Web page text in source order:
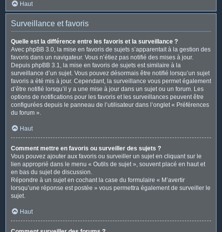
Haut
Surveillance et favoris
Quelle est la différence entre les favoris et la surveillance ?
Avec phpBB 3.0, la mise en favoris de sujets s’apparentait à la gestion des
favoris dans un navigateur. Vous n’étiez pas notifié des mises à jour.
Depuis phpBB 3.1, la mise en favoris de sujets est similaire à la
surveillance d’un sujet. Vous pouvez désormais être notifié lorsqu’un sujet
favoris a été mis à jour. Cependant, la surveillance vous permet également
d’être notifié lorsqu’il y a une mise à jour dans un sujet ou un forum. Les
options de notifications pour les favoris et les surveillances peuvent être
configurées depuis le panneau de l’utilisateur dans l’onglet « Préférences
du forum ».
Haut
Comment mettre en favoris ou surveiller des sujets ?
Vous pouvez ajouter aux favoris ou surveiller un sujet en cliquant sur le
lien approprié dans le menu « Outils de sujet », souvent placé en haut et
en bas du sujet de discussion.
Répondre à un sujet en cochant la case du formulaire « M’avertir
lorsqu’une réponse est postée » vous permettra également de surveiller le
sujet.
Haut